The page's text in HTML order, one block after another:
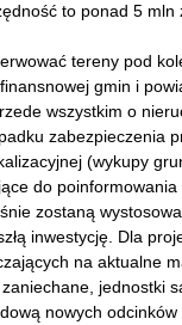
to ponad 5 mln
tereny pod
gmin i
wszystkim o
zabezpieczenia
(wykupy
do
zostaną
inwestycję. Dla
na aktualne
jednostki
nowych